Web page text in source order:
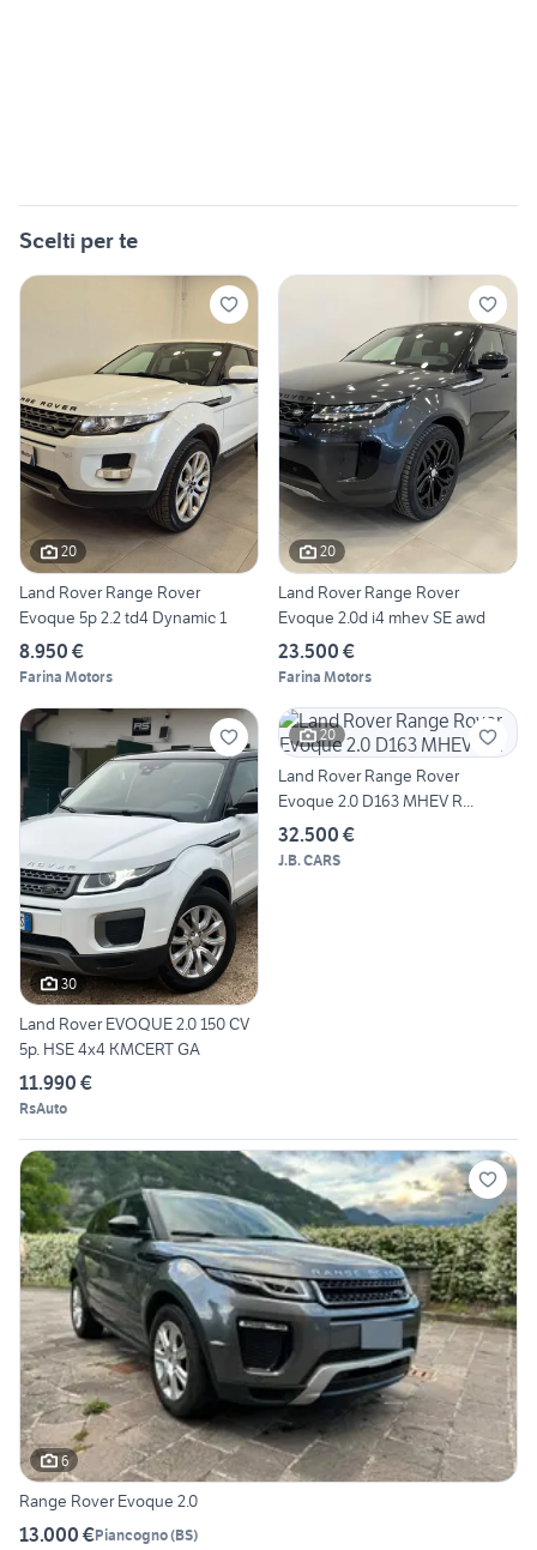
Scelti per te
20
Land Rover Range Rover
Evoque 5p 2.2 td4 Dynamic 1
8.950 €
Farina Motors
20
Land Rover Range Rover
Evoque 2.0d i4 mhev SE awd
23.500 €
Farina Motors
30
Land Rover EVOQUE 2.0 150 CV
5p. HSE 4x4 KMCERT GA
11.990 €
RsAuto
20
Land Rover Range Rover
Evoque 2.0 D163 MHEV R...
32.500 €
J.B. CARS
6
Range Rover Evoque 2.0
13.000 €Piancogno(BS)